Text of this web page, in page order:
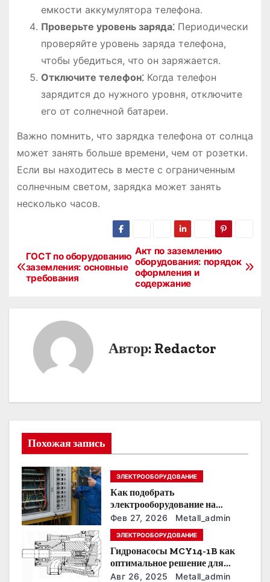
емкости аккумулятора телефона.
Проверьте уровень заряда⁚Периодически
проверяйте уровень заряда телефона,
чтобы убедиться, что он заряжается.
Отключите телефон⁚Когда телефон
зарядится до нужного уровня, отключите
его от солнечной батареи.
Важно помнить, что зарядка телефона от солнца
может занять больше времени, чем от розетки.
Если вы находитесь в месте с ограниченным
солнечным светом, зарядка может занять
несколько часов.
Н
ц
я
п
о
з
а
Акт по заземлению
оборудования: порядок
оформления и
содержание
ГОСТ по оборудованию
заземления: основные
требования
Автор: Redactor
Похожая запись
ЭЛЕКТРООБОРУДОВАНИЕ
Как подобрать
электрооборудование на
предприятии под тяжелые
условия эксплуатации
Фев 27, 2026 Metall_admin
ЭЛЕКТРООБОРУДОВАНИЕ
Гидронасосы MCY14-1B как
оптимальное решение для
модернизации гидросистем
Авг 26, 2025 Metall_admin